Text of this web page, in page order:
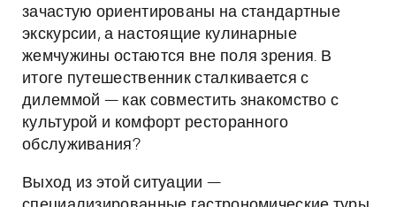
зачастую ориентированы на стандартные
экскурсии, а настоящие кулинарные
жемчужины остаются вне поля зрения. В
итоге путешественник сталкивается с
дилеммой — как совместить знакомство с
культурой и комфорт ресторанного
обслуживания?
Выход из этой ситуации —